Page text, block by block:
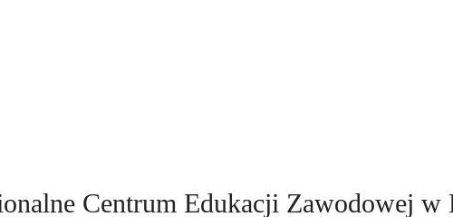
Centrum Edukacji Zawodowej w